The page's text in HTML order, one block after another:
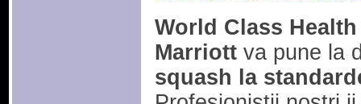
World Class
Marriottva pune la
squash la